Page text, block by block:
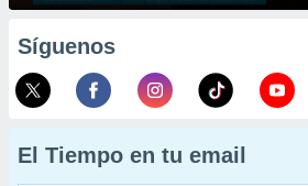
Síguenos
El Tiempo en tu email